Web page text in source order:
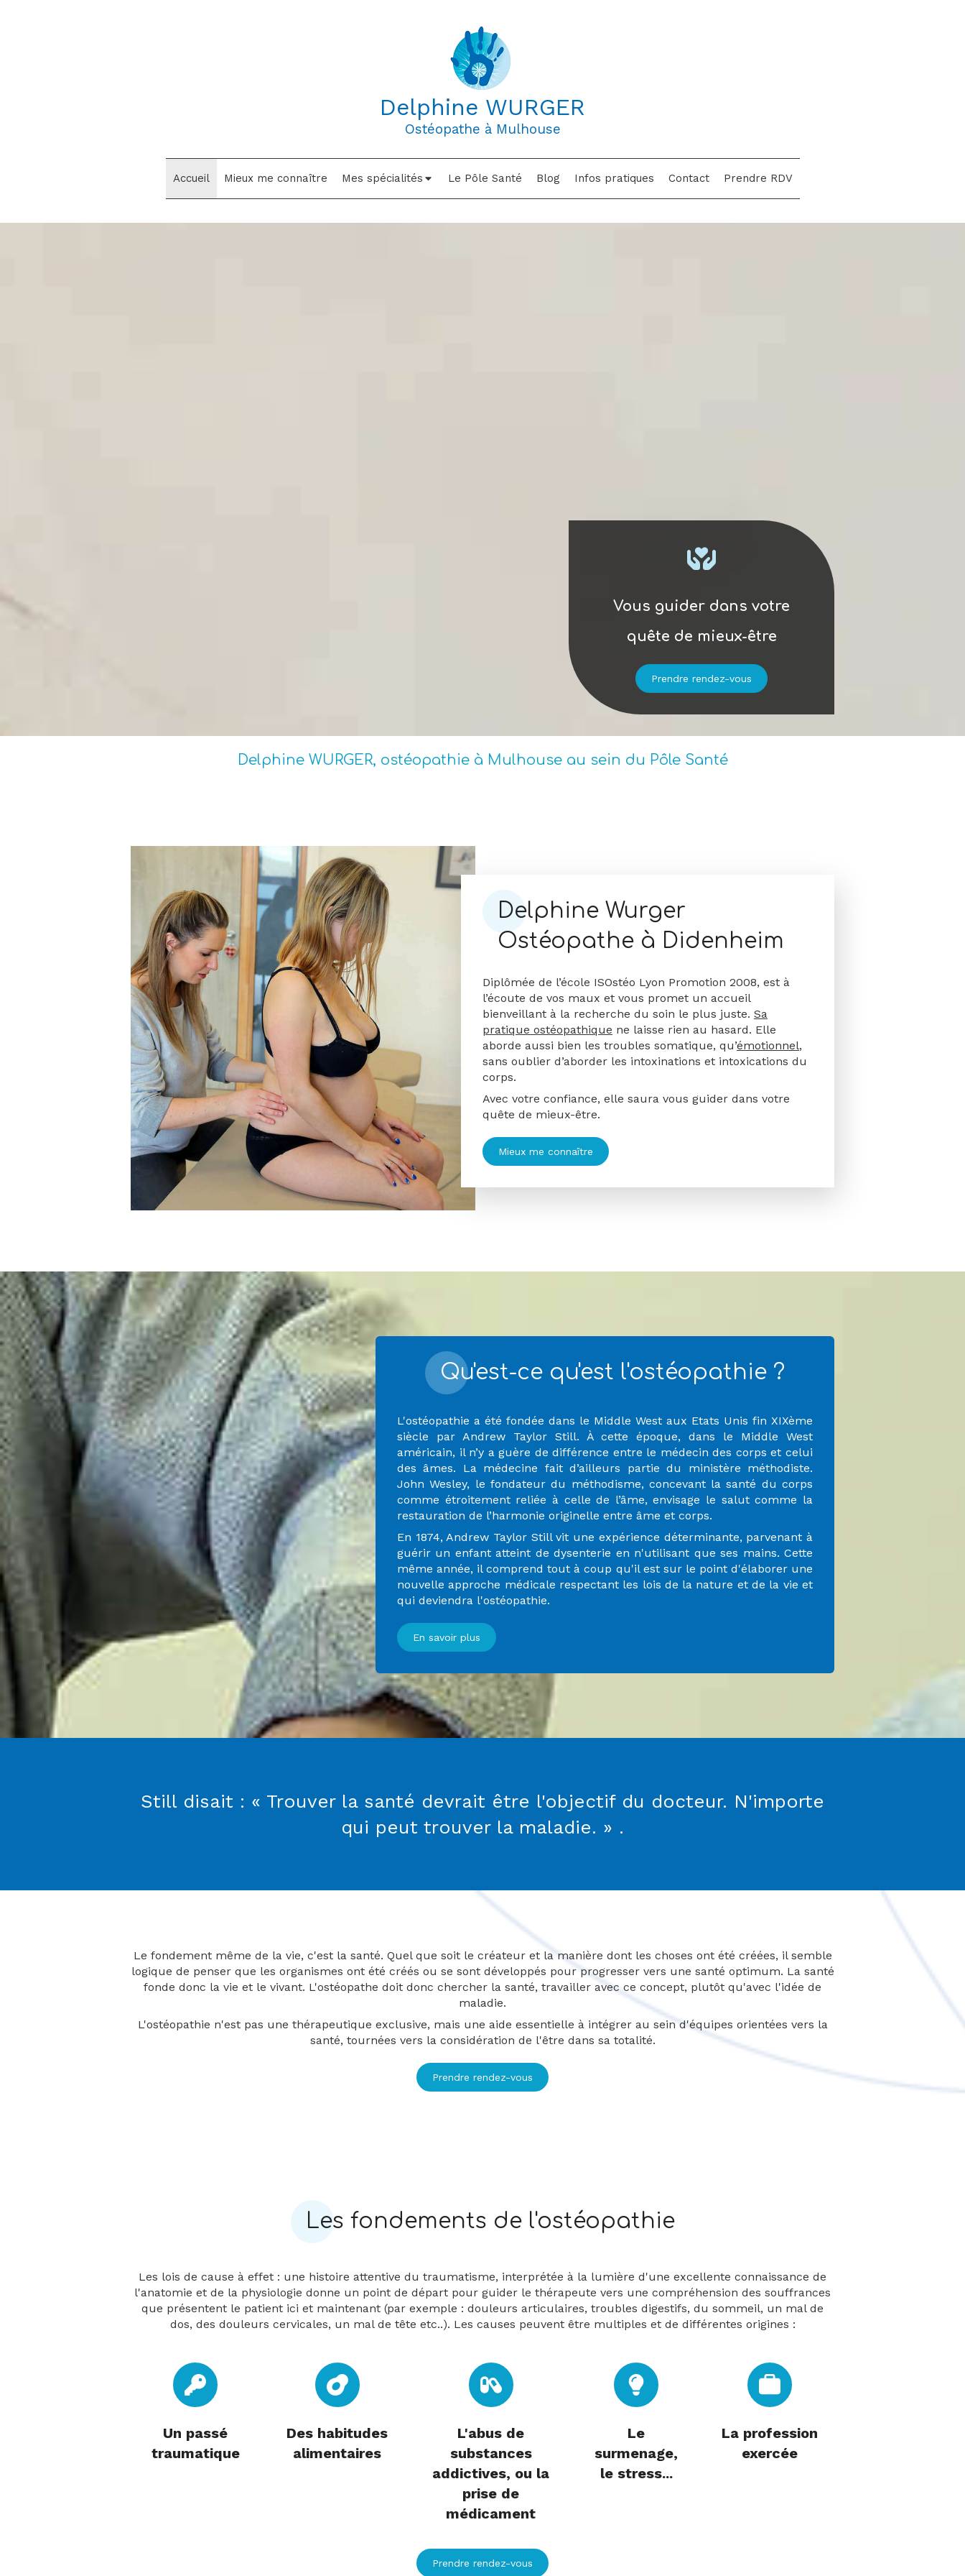
Delphine WURGER
Ostéopathe à Mulhouse
Accueil Mieux me connaître Mes spécialités Le Pôle Santé Blog Infos pratiques Contact Prendre RDV
Vous guider dans votre
quête de mieux-être
Prendre rendez-vous
Delphine WURGER, ostéopathie à Mulhouse au sein du Pôle Santé
Delphine Wurger
Ostéopathe à Didenheim
Diplômée de l’école ISOstéo Lyon Promotion 2008, est à
l’écoute de vos maux et vous promet un accueil
bienveillant à la recherche du soin le plus juste. Sa
pratique ostéopathique ne laisse rien au hasard. Elle
aborde aussi bien les troubles somatique, qu’émotionnel,
sans oublier d’aborder les intoxinations et intoxications du
corps.
Avec votre confiance, elle saura vous guider dans votre
quête de mieux-être.
Mieux me connaître
Qu'est-ce qu'est l'ostéopathie ?
L'ostéopathie a été fondée dans le Middle West aux Etats Unis fin XIXème
siècle par Andrew Taylor Still. À cette époque, dans le Middle West
américain, il n’y a guère de différence entre le médecin des corps et celui
des âmes. La médecine fait d’ailleurs partie du ministère méthodiste.
John Wesley, le fondateur du méthodisme, concevant la santé du corps
comme étroitement reliée à celle de l’âme, envisage le salut comme la
restauration de l’harmonie originelle entre âme et corps.
En 1874, Andrew Taylor Still vit une expérience déterminante, parvenant à
guérir un enfant atteint de dysenterie en n'utilisant que ses mains. Cette
même année, il comprend tout à coup qu'il est sur le point d'élaborer une
nouvelle approche médicale respectant les lois de la nature et de la vie et
qui deviendra l'ostéopathie.
En savoir plus
Still disait : « Trouver la santé devrait être l'objectif du docteur. N'importe
qui peut trouver la maladie. » .
Le fondement même de la vie, c'est la santé. Quel que soit le créateur et la manière dont les choses ont été créées, il semble
logique de penser que les organismes ont été créés ou se sont développés pour progresser vers une santé optimum. La santé
fonde donc la vie et le vivant. L'ostéopathe doit donc chercher la santé, travailler avec ce concept, plutôt qu'avec l'idée de
maladie.
L'ostéopathie n'est pas une thérapeutique exclusive, mais une aide essentielle à intégrer au sein d'équipes orientées vers la
santé, tournées vers la considération de l'être dans sa totalité.
Prendre rendez-vous
Les fondements de l'ostéopathie
Les lois de cause à effet : une histoire attentive du traumatisme, interprétée à la lumière d'une excellente connaissance de
l'anatomie et de la physiologie donne un point de départ pour guider le thérapeute vers une compréhension des souffrances
que présentent le patient ici et maintenant (par exemple : douleurs articulaires, troubles digestifs, du sommeil, un mal de
dos, des douleurs cervicales, un mal de tête etc..). Les causes peuvent être multiples et de différentes origines :
Un passé
traumatique
Des habitudes
alimentaires
L'abus de
substances
addictives, ou la
prise de
médicament
Le
surmenage,
le stress...
La profession
exercée
Prendre rendez-vous